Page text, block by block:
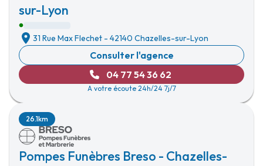
sur-Lyon
31 Rue Max Flechet - 42140 Chazelles-sur-Lyon
Consulter l'agence
04 77 54 36 62
A votre écoute 24h/24 7j/7
Pompes Funèbres Breso - Chazelles-
26.1km